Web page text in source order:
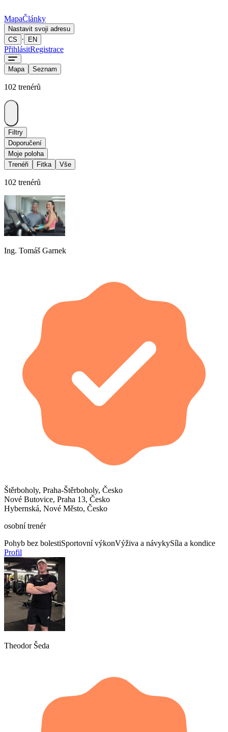
MapaČlánky
Nastavit svoji adresu
CS
· EN
PřihlásitRegistrace
Mapa Seznam
102 trenérů
Filtry
Doporučení
Moje poloha
Trenéři
Fitka Vše
102 trenérů
Ing. Tomáš Garnek
Štěrboholy, Praha-Štěrboholy, Česko
Nové Butovice, Praha 13, Česko
Hybernská, Nové Město, Česko
osobní trenér
Pohyb bez bolestiSportovní výkonVýživa a návykySíla a kondice
Profil
Theodor Šeda